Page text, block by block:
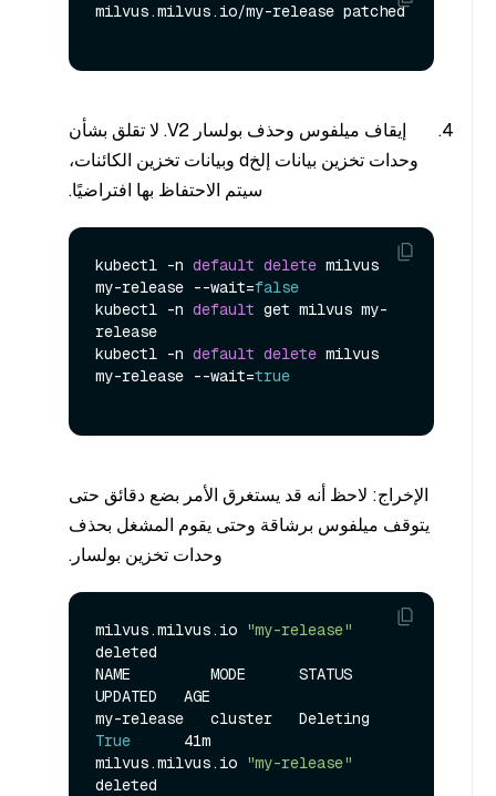
milvus.milvus.io/my-release patched
إيقاف ميلفوس وحذف بولسار V2. لا تقلق بشأن
وحدات تخزين بيانات إلخd وبيانات تخزين الكائنات،
سيتم الاحتفاظ بها افتراضيًا.
kubectl -n default delete milvus
my-release --wait=false
kubectl -n default get milvus my-
release
kubectl -n default delete milvus
my-release --wait=true
الإخراج: لاحظ أنه قد يستغرق الأمر بضع دقائق حتى
يتوقف ميلفوس برشاقة وحتى يقوم المشغل بحذف
وحدات تخزين بولسار.
milvus.milvus.io "my-release"
deleted
NAME         MODE      STATUS
UPDATED   AGE
True
      41m
milvus.milvus.io "my-release"
deleted